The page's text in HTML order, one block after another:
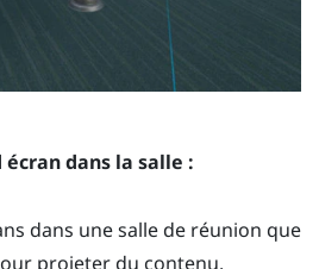
écrandans la salle :
dans une salle de réunion que
projeter du contenu.